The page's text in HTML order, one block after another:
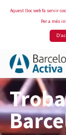
Aquest lloc web fa servir
Per a més
Salta al contingut